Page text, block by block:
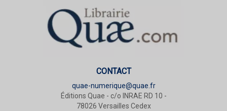
CONTACT
quae-numerique@quae.fr
Éditions Quae - c/o INRAE RD 10 -
78026 Versailles Cedex